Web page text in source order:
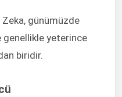
günümüzde
genellikle yeterince
biridir.